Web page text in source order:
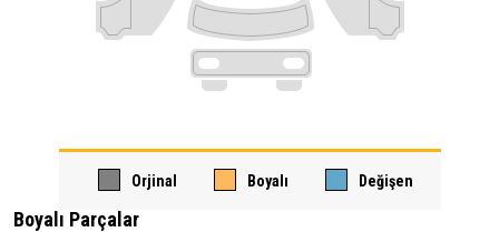
Orjinal Boyalı Değişen
Boyalı Parçalar